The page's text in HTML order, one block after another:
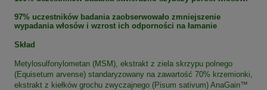
97% uczestników badania zaobserwowało zmniejszenie
wypadania włosów i wzrost ich odporności na łamanie
Skład
Metylosulfonylometan (MSM), ekstrakt z ziela skrzypu polnego
(Equisetum arvense) standaryzowany na zawartość 70% krzemionki,
ekstrakt z kiełków grochu zwyczajnego (Pisum sativum) AnaGain™